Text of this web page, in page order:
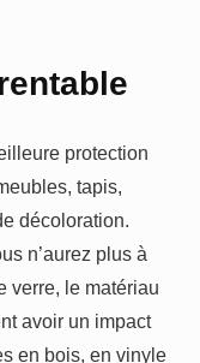
protection
tapis,
décoloration.
n’aurez plus à
verre, le matériau
avoir un impact
en bois, en vinyle